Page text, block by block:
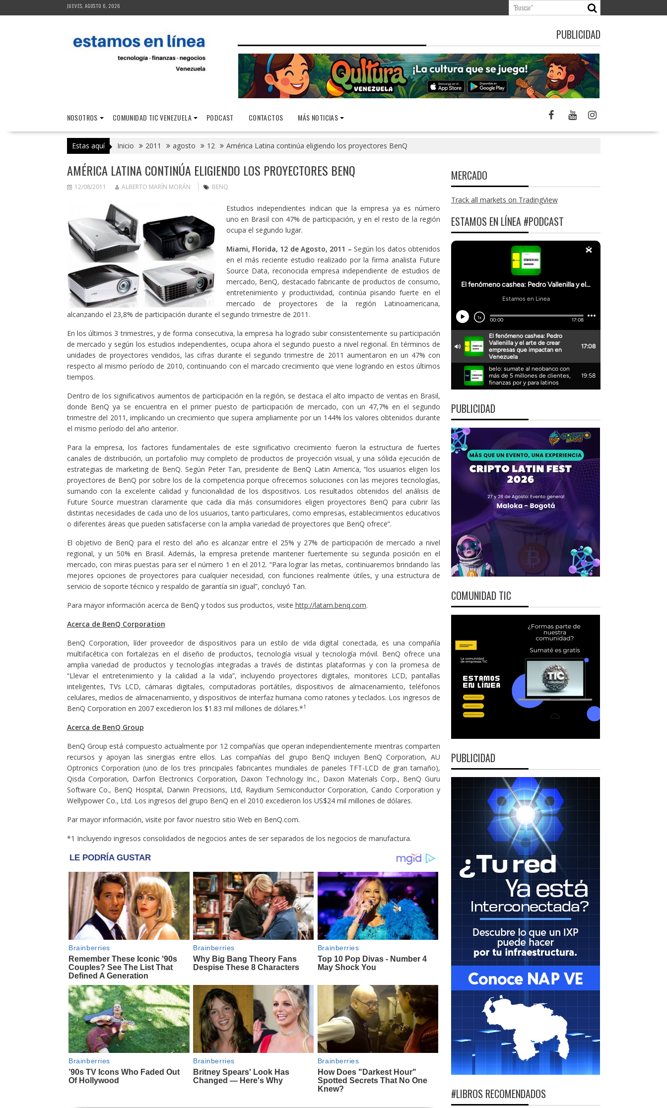
al
JUEVES, AGOSTO 6, 2026
PUBLICIDAD
NOSOTROS COMUNIDAD TIC VENEZUELA PODCAST CONTACTOS MÁS NOTICIAS
Estas aquí Inicio 2011 agosto 12 América Latina continúa eligiendo los proyectores BenQ
AMÉRICA LATINA CONTINÚA ELIGIENDO LOS PROYECTORES BENQ
12/08/2011 ALBERTO MARÍN MORÁN BENQ
Estudios independientes indican que la empresa ya es número
uno en Brasil con 47% de participación, y en el resto de la región
ocupa el segundo lugar.
Miami, Florida, 12 de Agosto, 2011 – Según los datos obtenidos
en el más reciente estudio realizado por la firma analista Future
Source Data, reconocida empresa independiente de estudios de
mercado, BenQ, destacado fabricante de productos de consumo,
entretenimiento y productividad, continúa pisando fuerte en el
mercado de proyectores de la región Latinoamericana,
alcanzando el 23,8% de participación durante el segundo trimestre de 2011.
En los últimos 3 trimestres, y de forma consecutiva, la empresa ha logrado subir consistentemente su participación
de mercado y según los estudios independientes, ocupa ahora el segundo puesto a nivel regional. En términos de
unidades de proyectores vendidos, las cifras durante el segundo trimestre de 2011 aumentaron en un 47% con
respecto al mismo período de 2010, continuando con el marcado crecimiento que viene logrando en estos últimos
tiempos.
Dentro de los significativos aumentos de participación en la región, se destaca el alto impacto de ventas en Brasil,
donde BenQ ya se encuentra en el primer puesto de participación de mercado, con un 47,7% en el segundo
trimestre del 2011, implicando un crecimiento que supera ampliamente por un 144% los valores obtenidos durante
el mismo período del año anterior.
Para la empresa, los factores fundamentales de este significativo crecimiento fueron la estructura de fuertes
canales de distribución, un portafolio muy completo de productos de proyección visual, y una sólida ejecución de
estrategias de marketing de BenQ. Según Peter Tan, presidente de BenQ Latin America, “los usuarios eligen los
proyectores de BenQ por sobre los de la competencia porque ofrecemos soluciones con las mejores tecnologías,
sumando con la excelente calidad y funcionalidad de los dispositivos. Los resultados obtenidos del análisis de
Future Source muestran claramente que cada día más consumidores eligen proyectores BenQ para cubrir las
distintas necesidades de cada uno de los usuarios, tanto particulares, como empresas, establecimientos educativos
o diferentes áreas que pueden satisfacerse con la amplia variedad de proyectores que BenQ ofrece”.
El objetivo de BenQ para el resto del año es alcanzar entre el 25% y 27% de participación de mercado a nivel
regional, y un 50% en Brasil. Además, la empresa pretende mantener fuertemente su segunda posición en el
mercado, con miras puestas para ser el número 1 en el 2012. “Para lograr las metas, continuaremos brindando las
mejores opciones de proyectores para cualquier necesidad, con funciones realmente útiles, y una estructura de
servicio de soporte técnico y respaldo de garantía sin igual”, concluyó Tan.
Para mayor información acerca de BenQ y todos sus productos, visite http://latam.benq.com.
Acerca de BenQ Corporation
BenQ Corporation, líder proveedor de dispositivos para un estilo de vida digital conectada, es una compañía
multifacética con fortalezas en el diseño de productos, tecnología visual y tecnología móvil. BenQ ofrece una
amplia variedad de productos y tecnologías integradas a través de distintas plataformas y con la promesa de
“Llevar el entretenimiento y la calidad a la vida”, incluyendo proyectores digitales, monitores LCD, pantallas
inteligentes, TVs LCD, cámaras digitales, computadoras portátiles, dispositivos de almacenamiento, teléfonos
celulares, medios de almacenamiento, y dispositivos de interfaz humana como ratones y teclados. Los ingresos de
BenQ Corporation en 2007 excedieron los $1.83 mil millones de dólares.*1
Acerca de BenQ Group
BenQ Group está compuesto actualmente por 12 compañías que operan independientemente mientras comparten
recursos y apoyan las sinergias entre ellos. Las compañías del grupo BenQ incluyen BenQ Corporation, AU
Optronics Corporation (uno de los tres principales fabricantes mundiales de paneles TFT-LCD de gran tamaño),
Qisda Corporation, Darfon Electronics Corporation, Daxon Technology Inc., Daxon Materials Corp., BenQ Guru
Software Co., BenQ Hospital, Darwin Precisions, Ltd, Raydium Semiconductor Corporation, Cando Corporation y
Wellypower Co., Ltd. Los ingresos del grupo BenQ en el 2010 excedieron los US$24 mil millones de dólares.
Par mayor información, visite por favor nuestro sitio Web en BenQ.com.
*1 Incluyendo ingresos consolidados de negocios antes de ser separados de los negocios de manufactura.
MERCADO
Track all markets on TradingView
ESTAMOS EN LÍNEA #PODCAST
PUBLICIDAD
COMUNIDAD TIC
PUBLICIDAD
#LIBROS RECOMENDADOS